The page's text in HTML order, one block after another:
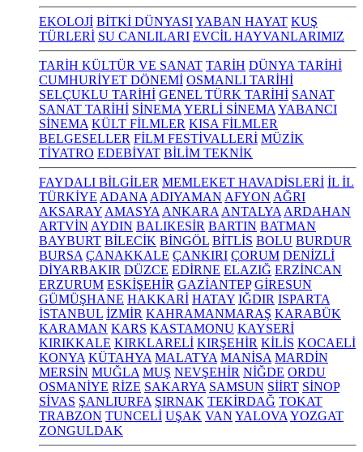
EKOLOJİ BİTKİ DÜNYASIYABAN HAYAT KUŞ
TÜRLERİ SU CANLILARI EVCİL HAYVANLARIMIZ
TARİH KÜLTÜR VE SANAT TARİH DÜNYA TARİHİ
CUMHURİYET DÖNEMİ OSMANLI TARİHİ
SELÇUKLU TARİHİ GENEL TÜRK TARİHİ SANAT
SANAT TARİHİ SİNEMA YERLİ SİNEMA YABANCI
SİNEMA KÜLT FİLMLER KISA FİLMLER
BELGESELLER FİLM FESTİVALLERİ MÜZİK
TİYATRO EDEBİYAT BİLİM TEKNİK
FAYDALI BİLGİLER MEMLEKET HAVADİSLERİ İL İL
TÜRKİYE ADANA ADIYAMAN AFYON AĞRI
AKSARAY AMASYA ANKARA ANTALYA ARDAHAN
ARTVİN AYDIN BALIKESİR BARTIN BATMAN
BAYBURT BİLECİK BİNGÖL BİTLİS BOLU BURDUR
BURSA ÇANAKKALE ÇANKIRI ÇORUM DENİZLİ
DİYARBAKIR DÜZCE EDİRNE ELAZIĞ ERZİNCAN
ERZURUM ESKİŞEHİR GAZİANTEP GİRESUN
GÜMÜŞHANE HAKKARİ HATAY IĞDIR ISPARTA
İSTANBUL İZMİR KAHRAMANMARAŞ KARABÜK
KARAMAN KARS KASTAMONU KAYSERİ
KIRIKKALE KIRKLARELİ KIRŞEHİR KİLİS KOCAELİ
KONYA KÜTAHYA MALATYA MANİSA MARDİN
MERSİN MUĞLA MUŞ NEVŞEHİR NİĞDE ORDU
OSMANİYE RİZE SAKARYA SAMSUN SİİRT SİNOP
SİVAS ŞANLIURFA ŞIRNAK TEKİRDAĞ TOKAT
TRABZON TUNCELİ UŞAK VAN YALOVA YOZGAT
ZONGULDAK